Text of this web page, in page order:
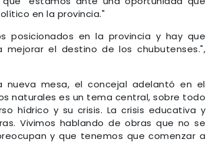
en la provincia."
posicionados en la provincia y hay que
el destino de los chubutenses.",
mesa, el concejal adelantó en el
naturales es un tema central, sobre todo
hídrico y su crisis. La crisis educativa y
Vivimos hablando de obras que no se
y que tenemos que comenzar a